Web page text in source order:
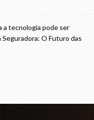
a tecnologia pode ser
O Futuro das